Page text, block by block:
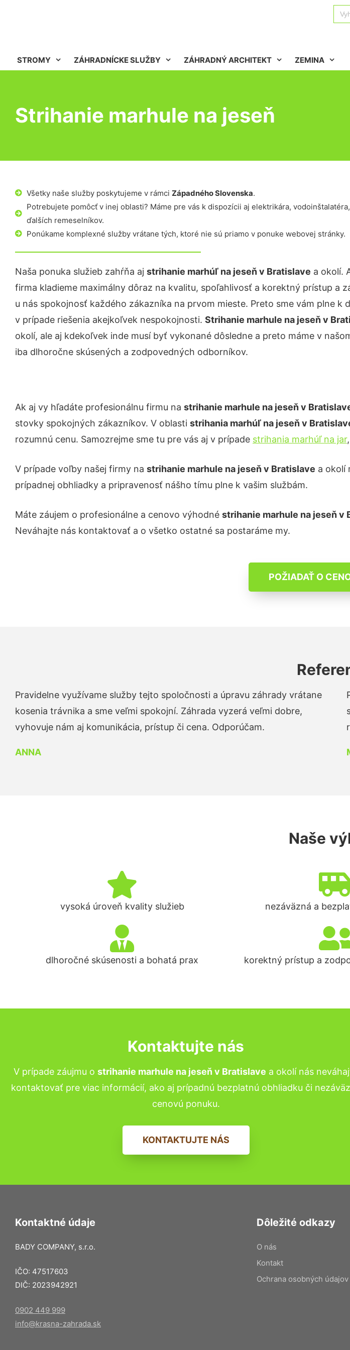
for:
STROMY ZÁHRADNÍCKE SLUŽBY ZÁHRADNÝ ARCHITEKT ZEMINA
Strihanie marhule na jeseň
Všetky naše služby poskytujeme v rámci Západného Slovenska.
Potrebujete pomôcť v inej oblasti? Máme pre vás k dispozícii aj elektrikára,
ďalších remeselníkov.
Ponúkame komplexné služby vrátane tých, ktoré nie sú priamo v ponuke webovej stránky.
Naša ponuka služieb zahŕňa aj strihanie marhúľ na jeseňv Bratislave a okolí.
firma kladieme maximálny dôraz na kvalitu, spoľahlivosť a korektný prístup a
u nás spokojnosť každého zákazníka na prvom mieste. Preto sme vám plne k
v prípade riešenia akejkoľvek nespokojnosti. Strihanie marhule na jeseňv
okolí, ale aj kdekoľvek inde musí byť vykonané dôsledne a preto máme v
iba dlhoročne skúsených a zodpovedných odborníkov.
Ak aj vy hľadáte profesionálnu firmu na strihanie marhule na jeseň v
stovky spokojných zákazníkov. V oblasti strihania marhúľ na jeseňv
rozumnú cenu. Samozrejme sme tu pre vás aj v prípade strihania marhúľ na jar,
V prípade voľby našej firmy na strihanie marhule na jeseňv Bratislave a okolí
prípadnej obhliadky a pripravenosť nášho tímu plne k vašim službám.
Máte záujem o profesionálne a cenovo výhodné strihanie marhule na jeseňv
Neváhajte nás kontaktovať a o všetko ostatné sa postaráme my.
POŽIADAŤ O
Pravidelne využívame služby tejto spoločnosti a úpravu záhrady vrátane
kosenia trávnika a sme veľmi spokojní. Záhrada vyzerá veľmi dobre,
vyhovuje nám aj komunikácia, prístup či cena. Odporúčam.
ANNA
Naše
vysoká úroveň kvality služieb nezáväzná a
dlhoročné skúsenosti a bohatá prax korektný prístup a
Kontaktujte nás
V prípade záujmu o strihanie marhule na jeseň v Bratislave a okolí nás
kontaktovať pre viac informácií, ako aj prípadnú bezplatnú obhliadku či
cenovú ponuku.
KONTAKTUJTE NÁS
Kontaktné údaje
BADY COMPANY, s.r.o.
IČO: 47517603
DIČ: 2023942921
0902 449 999
info@krasna-zahrada.sk
Dôležité odkazy
O nás
Kontakt
Ochrana osobných údajov